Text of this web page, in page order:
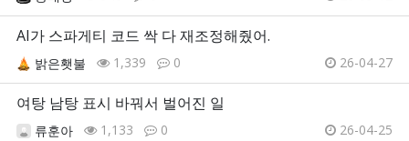
AI가 스파게티 코드 싹 다 재조정해줬어.
밝은횃불 1,339 0 26-04-27
여탕 남탕 표시 바꿔서 벌어진 일
류훈아 1,133 0 26-04-25